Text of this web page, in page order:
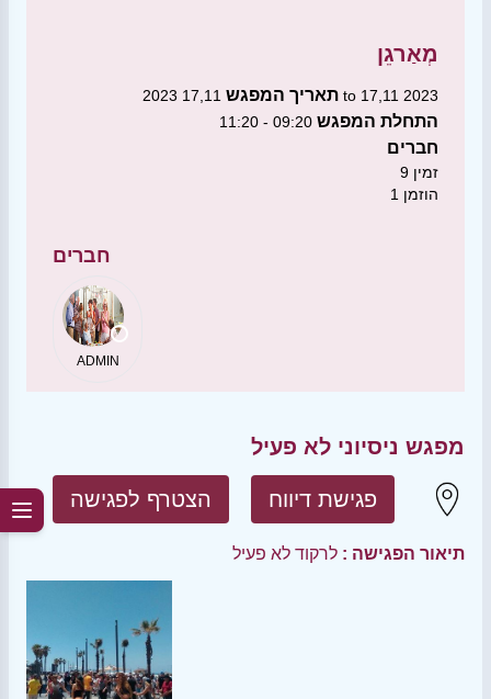
מְאַרגֵן
תאריך המפגש 17,11 2023 to 17,11 2023
התחלת המפגש 09:20 - 11:20
חברים
9 זמין
1 הוזמן
חברים
ADMIN
מפגש ניסיוני לא פעיל
הצטרף לפגישה פגישת דיווח
תיאור הפגישה : לרקוד לא פעיל